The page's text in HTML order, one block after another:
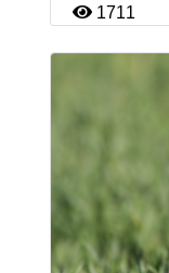
1711